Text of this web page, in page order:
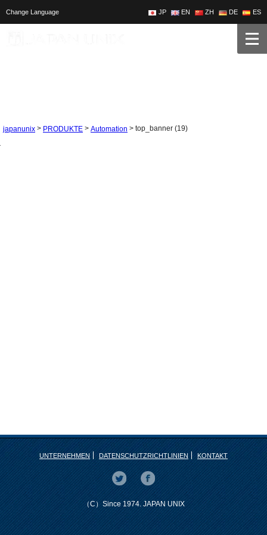
Change Language JP EN ZH DE ES
japanunix > PRODUKTE > Automation > top_banner (19)
UNTERNEHMEN DATENSCHUTZRICHTLINIEN KONTAKT
（C）Since 1974. JAPAN UNIX